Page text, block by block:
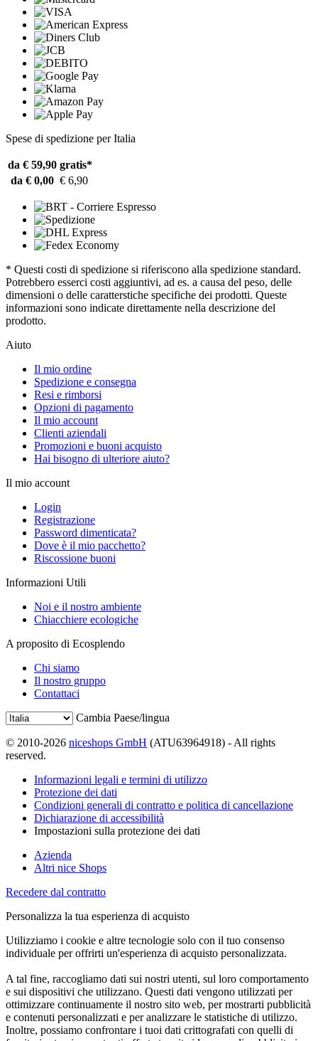
Spese di spedizione per Italia
da € 59,90 gratis*
da € 0,00 € 6,90
* Questi costi di spedizione si riferiscono alla spedizione standard.
Potrebbero esserci costi aggiuntivi, ad es. a causa del peso, delle
dimensioni o delle caratterstiche specifiche dei prodotti. Queste
informazioni sono indicate direttamente nella descrizione del
prodotto.
Aiuto
Il mio ordine
Spedizione e consegna
Resi e rimborsi
Opzioni di pagamento
Il mio account
Clienti aziendali
Promozioni e buoni acquisto
Hai bisogno di ulteriore aiuto?
Il mio account
Login
Registrazione
Password dimenticata?
Dove è il mio pacchetto?
Riscossione buoni
Informazioni Utili
Noi e il nostro ambiente
Chiacchiere ecologiche
A proposito di Ecosplendo
Chi siamo
Il nostro gruppo
Contattaci
Cambia Paese/lingua
© 2010-2026 niceshops GmbH (ATU63964918) - All rights
reserved.
Informazioni legali e termini di utilizzo
Protezione dei dati
Condizioni generali di contratto e politica di cancellazione
Dichiarazione di accessibilità
Impostazioni sulla protezione dei dati
Azienda
Altri nice Shops
Recedere dal contratto
Personalizza la tua esperienza di acquisto
Utilizziamo i cookie e altre tecnologie solo con il tuo consenso
individuale per offrirti un'esperienza di acquisto personalizzata.
A tal fine, raccogliamo dati sui nostri utenti, sul loro comportamento
e sui dispositivi che utilizzano. Questi dati vengono utilizzati per
ottimizzare continuamente il nostro sito web, per mostrarti pubblicità
e contenuti personalizzati e per analizzare le statistiche di utilizzo.
Inoltre, possiamo confrontare i tuoi dati crittografati con quelli di